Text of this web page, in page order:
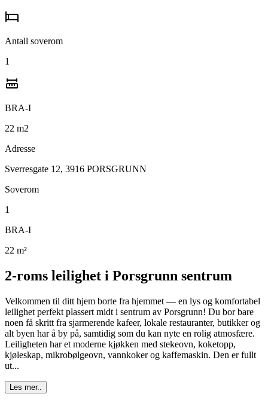
Antall soverom
1
BRA-I
22 m2
Adresse
Sverresgate 12, 3916 PORSGRUNN
Soverom
1
BRA-I
22 m²
2-roms leilighet i Porsgrunn sentrum
Velkommen til ditt hjem borte fra hjemmet — en lys og komfortabel
leilighet perfekt plassert midt i sentrum av Porsgrunn! Du bor bare
noen få skritt fra sjarmerende kafeer, lokale restauranter, butikker og
alt byen har å by på, samtidig som du kan nyte en rolig atmosfære.
Leiligheten har et moderne kjøkken med stekeovn, koketopp,
kjøleskap, mikrobølgeovn, vannkoker og kaffemaskin. Den er fullt
ut...
Les mer..